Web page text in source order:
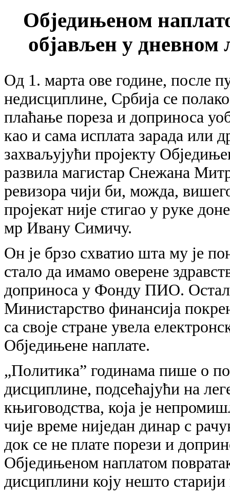
Обједињеном
објављен у дневном
Од 1. марта ове године, после
недисциплине, Србија се
плаћање пореза и доприноса
као и сама исплата зарада или
захваљујући пројекту
развила магистар Снежана
ревизора чији би, можда,
пројекат није стигао у руке
мр Ивану Симичу.
Он је брзо схватио шта му је
стало да имамо оверене
доприноса у Фонду ПИО.
Министарство финансија
са своје стране увела
Обједињене наплате.
„Политика” годинама пише о
дисциплине, подсећајући на
књиговодства, која је
чије време ниједан динар с
док се не плате порези и
Обједињеном наплатом
дисциплини коју нешто